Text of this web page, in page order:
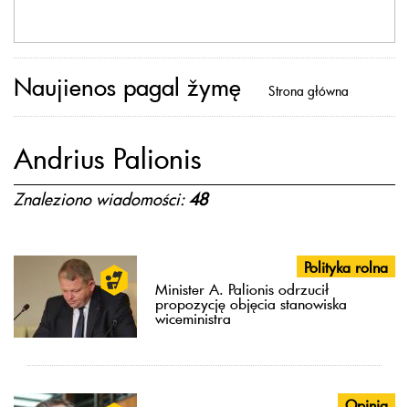
Naujienos pagal žymę Strona główna
Andrius Palionis
Znaleziono wiadomości:48
Polityka rolna
Minister A. Palionis odrzucił
propozycję objęcia stanowiska
wiceministra